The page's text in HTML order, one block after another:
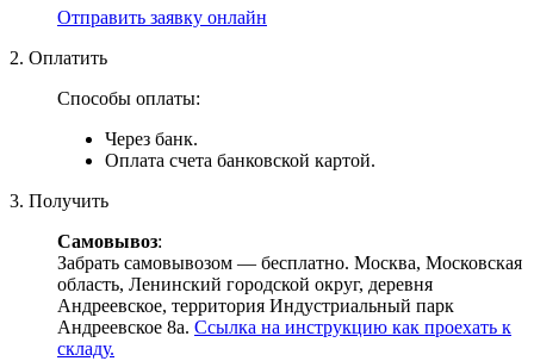
Отправить заявку онлайн
2. Оплатить
Способы оплаты:
Через банк.
Оплата счета банковской картой.
3. Получить
Самовывоз:
Забрать самовывозом — бесплатно. Москва, Московская
область, Ленинский городской округ, деревня
Андреевское, территория Индустриальный парк
Андреевское 8а. Ссылка на инструкцию как проехать к
складу.